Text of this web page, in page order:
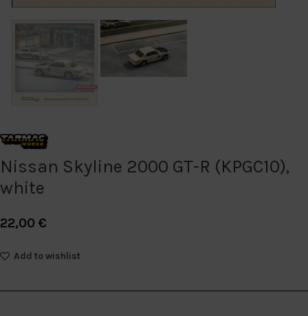
Nissan Skyline 2000 GT-R (KPGC10),
white
22,00 €
Add to wishlist